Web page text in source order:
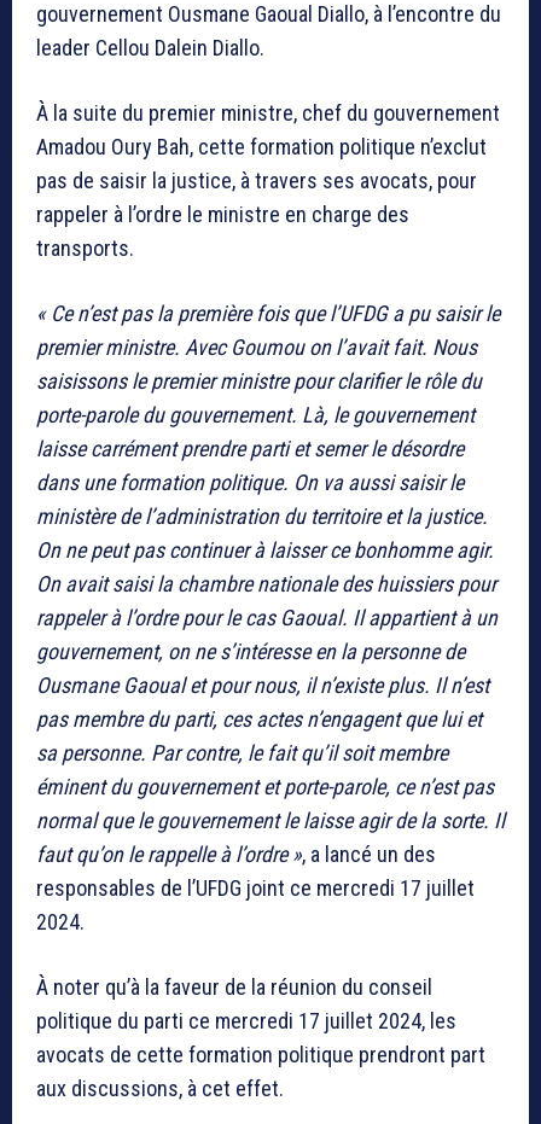
gouvernement Ousmane Gaoual Diallo, à l’encontre du
leader Cellou Dalein Diallo.
À la suite du premier ministre, chef du gouvernement
Amadou Oury Bah, cette formation politique n’exclut
pas de saisir la justice, à travers ses avocats, pour
rappeler à l’ordre le ministre en charge des
transports.
« Ce n’est pas la première fois que l’UFDG a pu saisir le
premier ministre. Avec Goumou on l’avait fait. Nous
saisissons le premier ministre pour clarifier le rôle du
porte-parole du gouvernement. Là, le gouvernement
laisse carrément prendre parti et semer le désordre
dans une formation politique. On va aussi saisir le
ministère de l’administration du territoire et la justice.
On ne peut pas continuer à laisser ce bonhomme agir.
On avait saisi la chambre nationale des huissiers pour
rappeler à l’ordre pour le cas Gaoual. Il appartient à un
gouvernement, on ne s’intéresse en la personne de
Ousmane Gaoual et pour nous, il n’existe plus. Il n’est
pas membre du parti, ces actes n’engagent que lui et
sa personne. Par contre, le fait qu’il soit membre
éminent du gouvernement et porte-parole, ce n’est pas
normal que le gouvernement le laisse agir de la sorte. Il
faut qu’on le rappelle à l’ordre », a lancé un des
responsables de l’UFDG joint ce mercredi 17 juillet
2024.
À noter qu’à la faveur de la réunion du conseil
politique du parti ce mercredi 17 juillet 2024, les
avocats de cette formation politique prendront part
aux discussions, à cet effet.